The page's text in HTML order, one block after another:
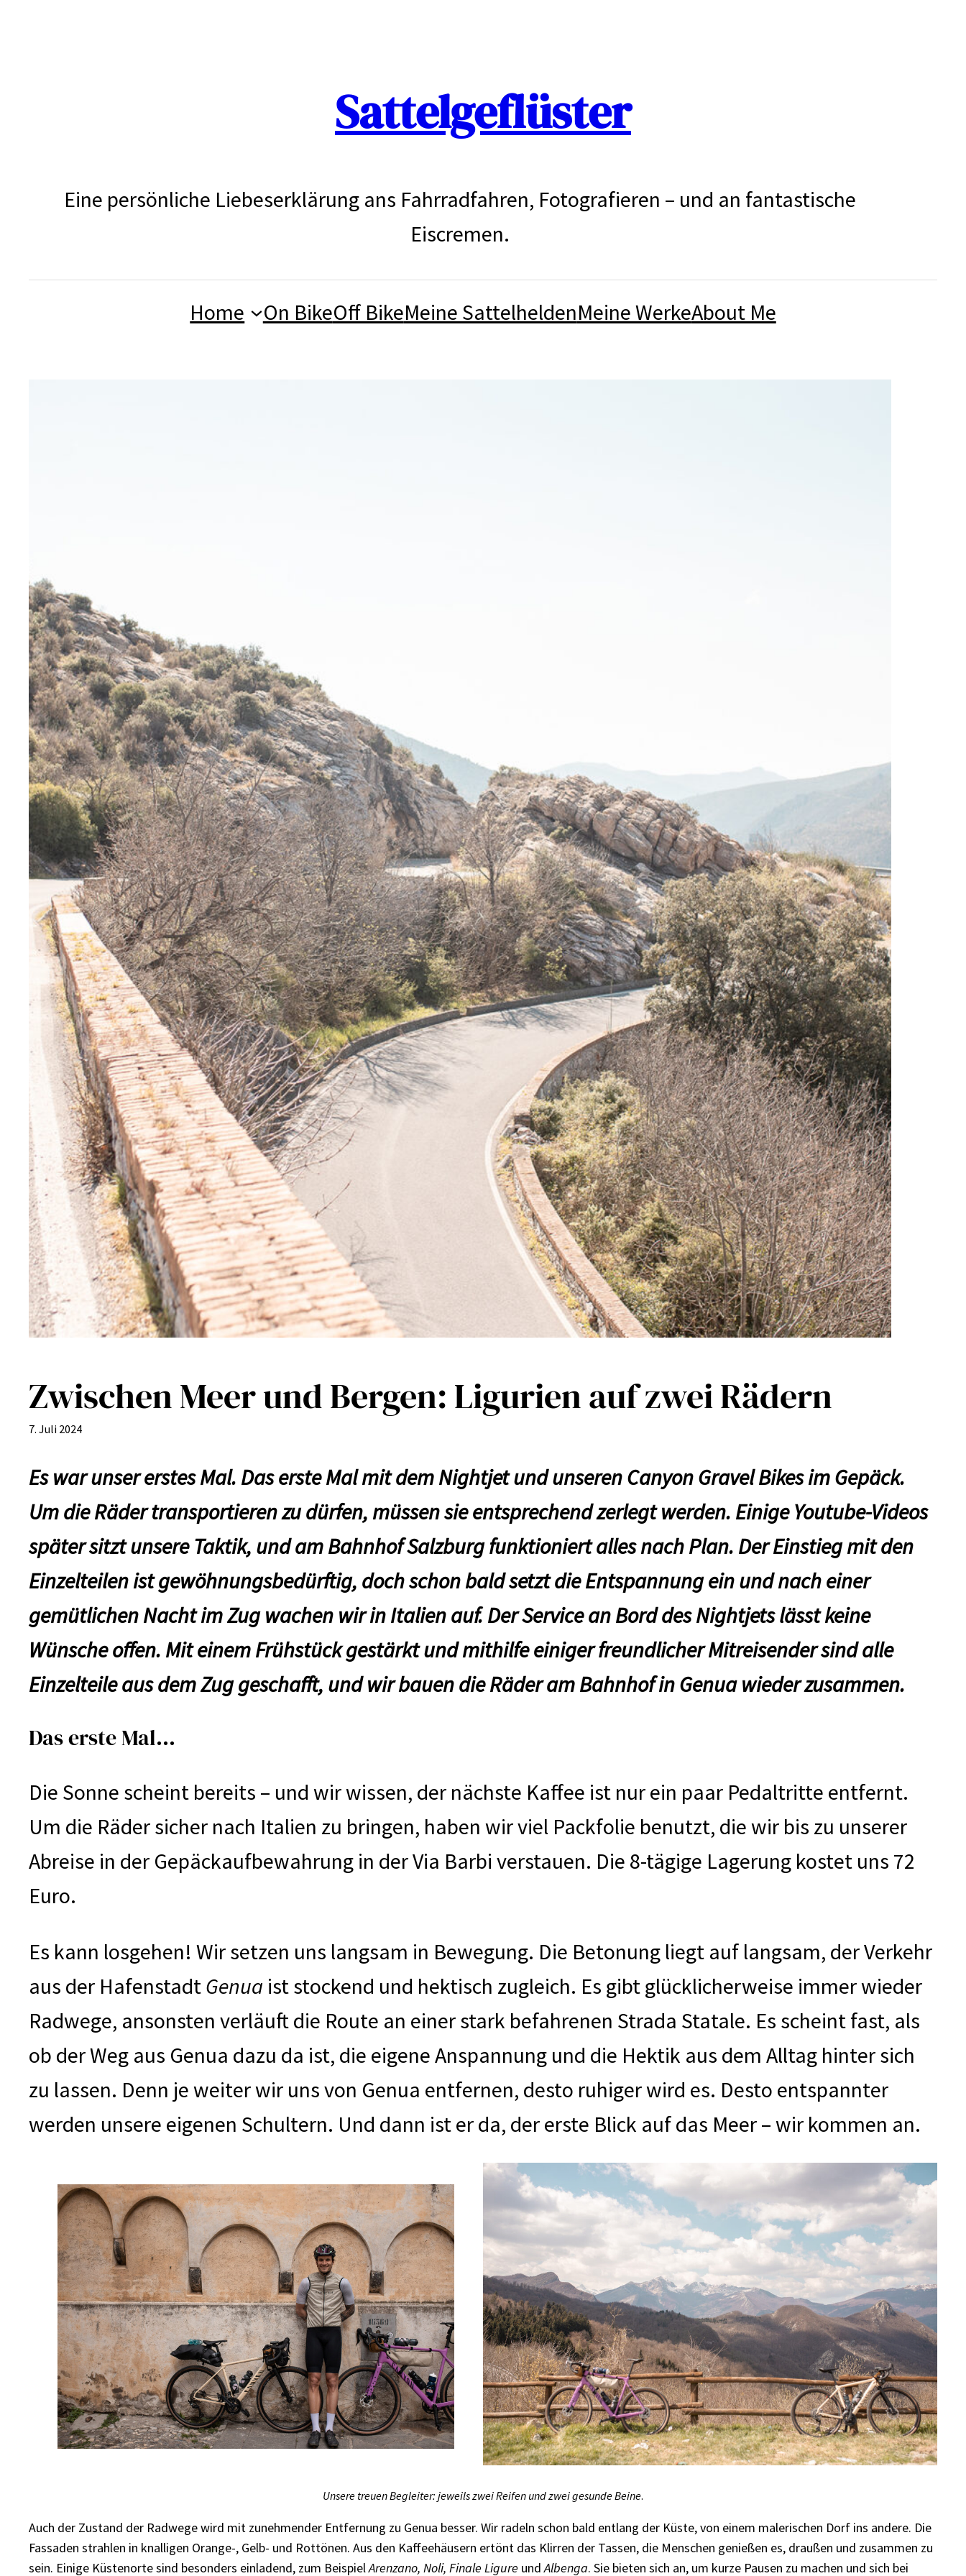
Sattelgeflüster
Eine persönliche Liebeserklärung ans Fahrradfahren, Fotografieren – und an fantastische
Eiscremen.
Home On BikeOff BikeMeine SattelheldenMeine WerkeAbout Me
Zwischen Meer und Bergen: Ligurien auf zwei Rädern
7. Juli 2024
Es war unser erstes Mal. Das erste Mal mit dem Nightjet und unseren Canyon Gravel Bikes im Gepäck.
Um die Räder transportieren zu dürfen, müssen sie entsprechend zerlegt werden. Einige Youtube-Videos
später sitzt unsere Taktik, und am Bahnhof Salzburg funktioniert alles nach Plan. Der Einstieg mit den
Einzelteilen ist gewöhnungsbedürftig, doch schon bald setzt die Entspannung ein und nach einer
gemütlichen Nacht im Zug wachen wir in Italien auf. Der Service an Bord des Nightjets lässt keine
Wünsche offen. Mit einem Frühstück gestärkt und mithilfe einiger freundlicher Mitreisender sind alle
Einzelteile aus dem Zug geschafft, und wir bauen die Räder am Bahnhof in Genua wieder zusammen.
Das erste Mal…
Die Sonne scheint bereits – und wir wissen, der nächste Kaffee ist nur ein paar Pedaltritte entfernt.
Um die Räder sicher nach Italien zu bringen, haben wir viel Packfolie benutzt, die wir bis zu unserer
Abreise in der Gepäckaufbewahrung in der Via Barbi verstauen. Die 8-tägige Lagerung kostet uns 72
Euro.
Es kann losgehen! Wir setzen uns langsam in Bewegung. Die Betonung liegt auf langsam, der Verkehr
aus der HafenstadtGenua ist stockend und hektisch zugleich. Es gibt glücklicherweise immer wieder
Radwege, ansonsten verläuft die Route an einer stark befahrenen Strada Statale. Es scheint fast, als
ob der Weg aus Genua dazu da ist, die eigene Anspannung und die Hektik aus dem Alltag hinter sich
zu lassen. Denn je weiter wir uns von Genua entfernen, desto ruhiger wird es. Desto entspannter
werden unsere eigenen Schultern. Und dann ist er da, der erste Blick auf das Meer – wir kommen an.
Unsere treuen Begleiter: jeweils zwei Reifen und zwei gesunde Beine.
Auch der Zustand der Radwege wird mit zunehmender Entfernung zu Genua besser. Wir radeln schon bald entlang der Küste, von einem malerischen Dorf ins andere. Die
Fassaden strahlen in knalligen Orange-, Gelb- und Rottönen. Aus den Kaffeehäusern ertönt das Klirren der Tassen, die Menschen genießen es, draußen und zusammen zu
sein. Einige Küstenorte sind besonders einladend, zum BeispielArenzano, Noli, Finale Ligure undAlbenga. Sie bieten sich an, um kurze Pausen zu machen und sich bei